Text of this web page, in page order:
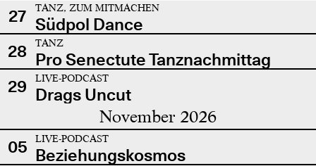
27 TANZ, ZUM MITMACHEN
Südpol Dance
28
TANZ
Pro Senectute Tanznachmittag
29
LIVE-PODCAST
Drags Uncut
November 2026
05 LIVE-PODCAST
Beziehungskosmos